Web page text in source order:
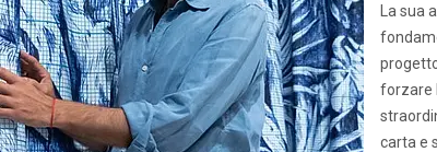
La sua
forzare
carta e